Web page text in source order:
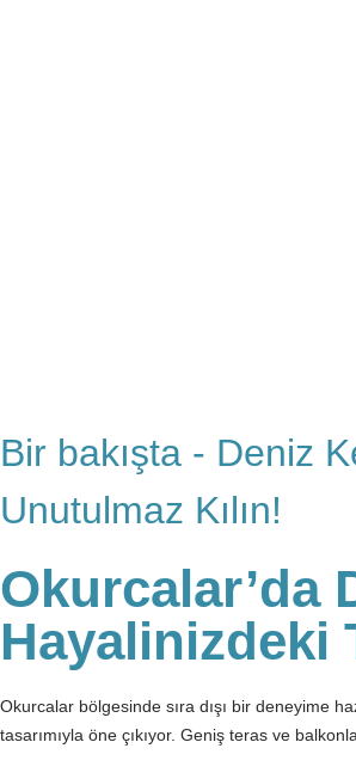
Bir bakışta - Deniz
Unutulmaz Kılın!
Okurcalar’da
Hayalinizdeki
Okurcalar bölgesinde sıra dışı bir deneyime
tasarımıyla öne çıkıyor. Geniş teras ve